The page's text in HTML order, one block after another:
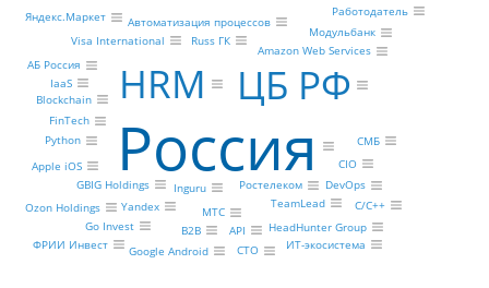
Россия
ЦБ РФ
HRM
Inguru
Ростелеком
Yandex
МТС
Amazon Web Services
TeamLead
Go Invest
GBIG Holdings
HeadHunter Group
Russ ГК
Visa International
Ozon Holdings
Модульбанк
АБ Россия
ФРИИ Инвест
B2B API
Blockchain
ИТ-экосистема
IaaS
FinTech
Автоматизация процессов
Python
Google Android
Apple iOS
Яндекс.Маркет
DevOps
C/C++
CTO
CIO
СМБ
Работодатель